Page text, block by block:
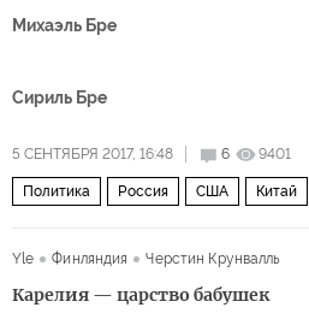
Дональд Трамп
СМИ Японии
ядерная программа ракетная
Михаэль Бре
Сириль Бре
5 СЕНТЯБРЯ 2017, 16:48 6 9401
Политика Россия США Китай
Yle Финляндия Черстин Крунвалль
Карелия — царство бабушек